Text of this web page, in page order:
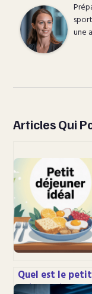
une
Articles Qui
Quel est le petit
déjeuner idéal